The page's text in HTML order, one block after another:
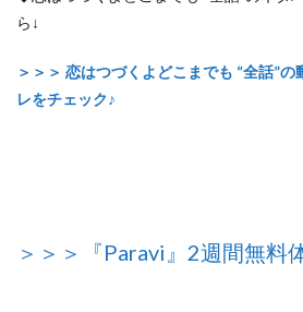
ら↓
＞＞＞ 恋はつづくよどこまでも “全話”
レをチェック♪
＞＞＞『Paravi』2週間無料